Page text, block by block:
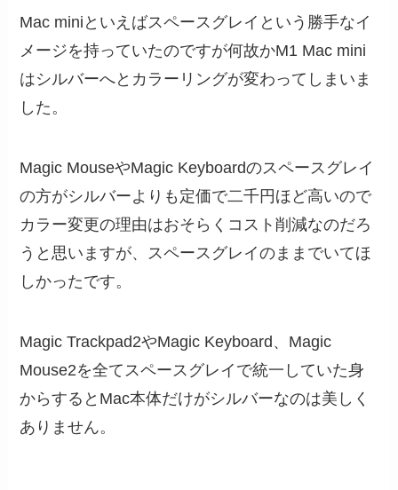
Mac miniといえばスペースグレイという勝手なイ
メージを持っていたのですが何故かM1 Mac mini
はシルバーへとカラーリングが変わってしまいま
した。
Magic MouseやMagic Keyboardのスペースグレイ
の方がシルバーよりも定価で二千円ほど高いので
カラー変更の理由はおそらくコスト削減なのだろ
うと思いますが、スペースグレイのままでいてほ
しかったです。
Magic Trackpad2やMagic Keyboard、Magic
Mouse2を全てスペースグレイで統一していた身
からするとMac本体だけがシルバーなのは美しく
ありません。